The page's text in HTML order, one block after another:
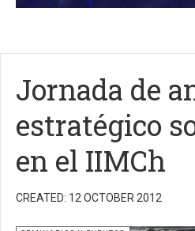
Jornada de
estratégico
en el IIMCh
CREATED: 12 OCTOBER 2012